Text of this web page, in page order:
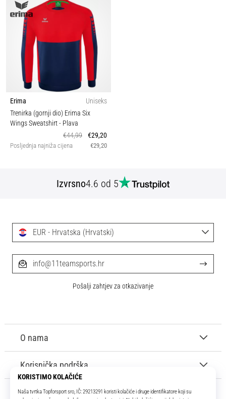
Erima
Uniseks
Trenirka (gornji dio) Erima Six
Wings Sweatshirt- Plava
€44,99
€29,20
Posljednja najniža cijena €29,20
Izvrsno4.6 od 5
O nama
Korisnička podrška
EUR - Hrvatska (Hrvatski)
info@11teamsports.hr
Pošalji zahtjev za otkazivanje